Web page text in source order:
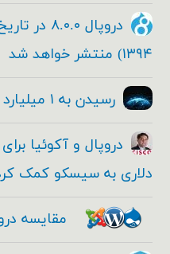
۱۳۹۴) منتشر خواهد شد
رسیدن به ۱ میلیارد بعدی با دروپال
دلاری به سیسکو کمک
مقایسه